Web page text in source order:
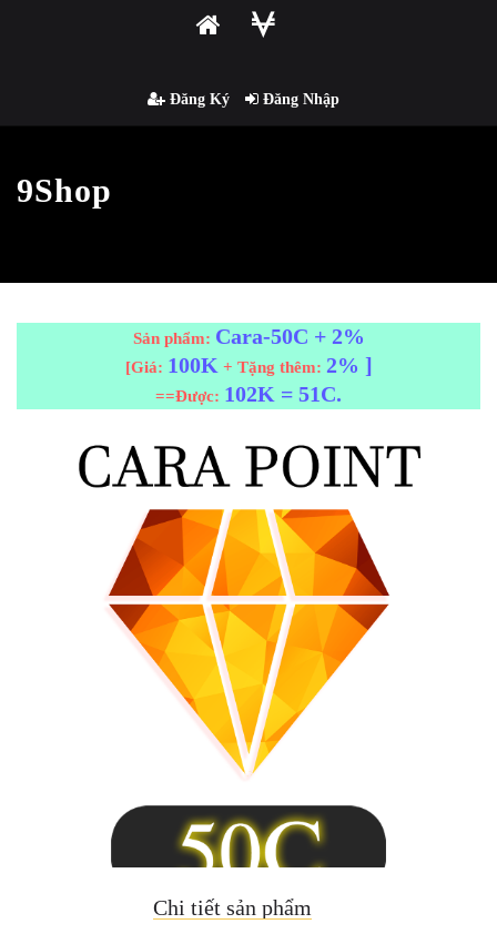
Đăng Ký Đăng Nhập
9Shop
Sản phẩm: Cara-50C + 2%
[Giá: 100K + Tặng thêm: 2% ]
==Được: 102K = 51C.
Chi tiết sản phẩm